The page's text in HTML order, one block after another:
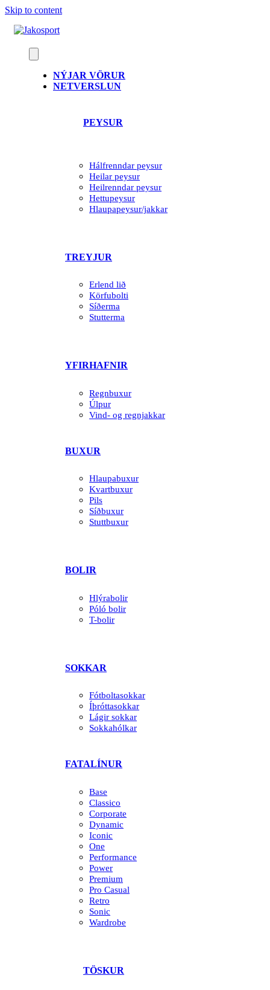
Skip to content
NÝJAR VÖRUR
NETVERSLUN
PEYSUR
Hálfrenndar peysur
Heilar peysur
Heilrenndar peysur
Hettupeysur
Hlaupapeysur/jakkar
TREYJUR
Erlend lið
Körfubolti
Síðerma
Stutterma
YFIRHAFNIR
Regnbuxur
Úlpur
Vind- og regnjakkar
BUXUR
Hlaupabuxur
Kvartbuxur
Pils
Síðbuxur
Stuttbuxur
BOLIR
Hlýrabolir
Póló bolir
T-bolir
SOKKAR
Fótboltasokkar
Íþróttasokkar
Lágir sokkar
Sokkahólkar
FATALÍNUR
Base
Classico
Corporate
Dynamic
Iconic
One
Performance
Power
Premium
Pro Casual
Retro
Sonic
Wardrobe
TÖSKUR